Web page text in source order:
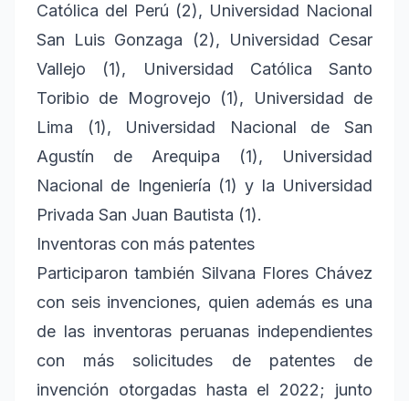
Católica del Perú (2), Universidad Nacional
San Luis Gonzaga (2), Universidad Cesar
Vallejo (1), Universidad Católica Santo
Toribio de Mogrovejo (1), Universidad de
Lima (1), Universidad Nacional de San
Agustín de Arequipa (1), Universidad
Nacional de Ingeniería (1) y la Universidad
Privada San Juan Bautista (1).
Inventoras con más patentes
Participaron también Silvana Flores Chávez
con seis invenciones, quien además es una
de las inventoras peruanas independientes
con más solicitudes de patentes de
invención otorgadas hasta el 2022; junto